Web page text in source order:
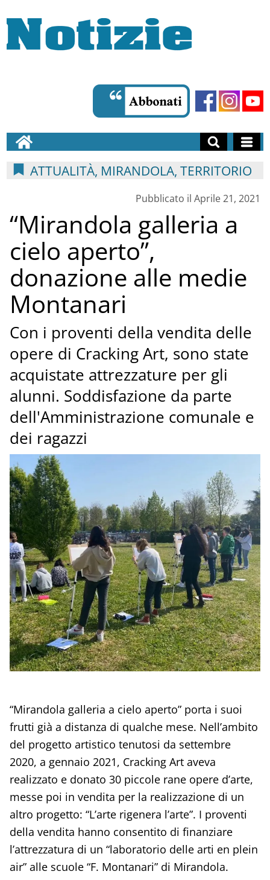
ATTUALITÀ, MIRANDOLA, TERRITORIO
Pubblicato il Aprile 21, 2021
“Mirandola galleria a
cielo aperto”,
donazione alle medie
Montanari
Con i proventi della vendita delle
opere di Cracking Art, sono state
acquistate attrezzature per gli
alunni. Soddisfazione da parte
dell'Amministrazione comunale e
dei ragazzi
“Mirandola galleria a cielo aperto” porta i suoi
frutti già a distanza di qualche mese. Nell’ambito
del progetto artistico tenutosi da settembre
2020, a gennaio 2021, Cracking Art aveva
realizzato e donato 30 piccole rane opere d’arte,
messe poi in vendita per la realizzazione di un
altro progetto: “L’arte rigenera l’arte”. I proventi
della vendita hanno consentito di finanziare
l’attrezzatura di un “laboratorio delle arti en plein
air” alle scuole “F. Montanari” di Mirandola.